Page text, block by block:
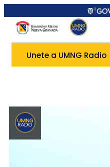
Unete a UMNG Radio